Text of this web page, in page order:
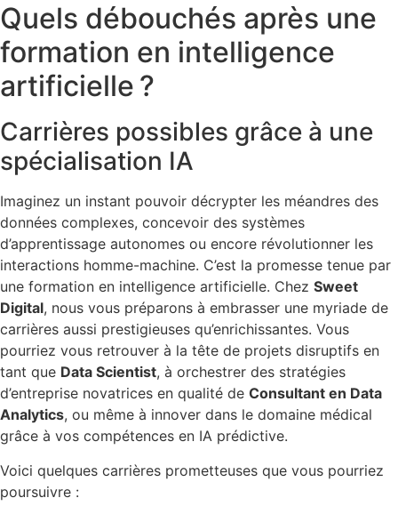
Quels débouchés après une
formation en intelligence
artificielle ?
Carrières possibles grâce à une
spécialisation IA
Imaginez un instant pouvoir décrypter les méandres des
données complexes, concevoir des systèmes
d’apprentissage autonomes ou encore révolutionner les
interactions homme-machine. C’est la promesse tenue par
une formation en intelligence artificielle. Chez Sweet
Digital, nous vous préparons à embrasser une myriade de
carrières aussi prestigieuses qu’enrichissantes. Vous
pourriez vous retrouver à la tête de projets disruptifs en
tant que Data Scientist, à orchestrer des stratégies
d’entreprise novatrices en qualité de Consultant en Data
Analytics, ou même à innover dans le domaine médical
grâce à vos compétences en IA prédictive.
Voici quelques carrières prometteuses que vous pourriez
poursuivre :